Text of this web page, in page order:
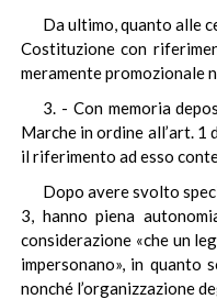
Da ultimo, quanto alle
Costituzione con
meramente promozionale
3. - Con memoria
Marche in ordine all’art.
il riferimento ad esso
Dopo avere svolto
3, hanno piena
considerazione «che un
impersonano», in
nonché l’organizzazione